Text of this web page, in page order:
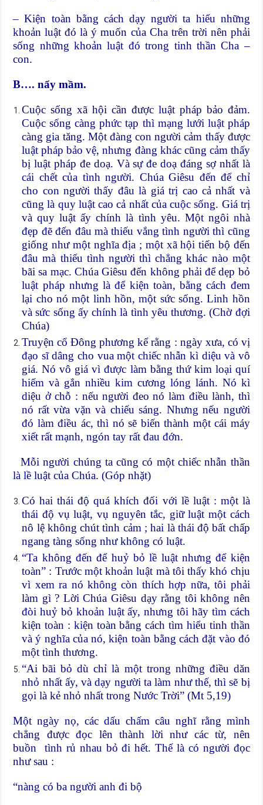
– Kiện toàn bằng cách dạy người ta hiểu những
khoản luật đó là ý muốn của Cha trên trời nên phải
sống những khoản luật đó trong tinh thần Cha –
con.
B…. nẩy mầm.
Cuộc sống xã hội cần được luật pháp bảo đảm.
Cuộc sống càng phức tạp thì mạng lưới luật pháp
càng gia tăng. Một đàng con người cảm thấy được
luật pháp bảo vệ, nhưng đàng khác cũng cảm thấy
bị luật pháp đe doạ. Và sự đe doạ đáng sợ nhất là
cái chết của tình người. Chúa Giêsu đến để chỉ
cho con người thấy đâu là giá trị cao cả nhất và
cũng là quy luật cao cả nhất của cuộc sống. Giá trị
và quy luật ấy chính là tình yêu. Một ngôi nhà
đẹp đẽ đến đâu mà thiếu vắng tình người thì cũng
giống như một nghĩa địa ; một xã hội tiến bộ đến
đâu mà thiếu tình người thì chẳng khác nào một
bãi sa mạc. Chúa Giêsu đến không phải để dẹp bỏ
luật pháp nhưng là để kiện toàn, bằng cách đem
lại cho nó một linh hồn, một sức sống. Linh hồn
và sức sống ấy chính là tình yêu thương. (Chờ đợi
Chúa)
Truyện cổ Đông phương kể rằng : ngày xưa, có vị
đạo sĩ dâng cho vua một chiếc nhẫn kì diệu và vô
giá. Nó vô giá vì được làm bằng thứ kim loại quí
hiếm và gắn nhiều kim cương lóng lánh. Nó kì
diệu ở chỗ : nếu người đeo nó làm điều lành, thì
nó rất vừa vặn và chiếu sáng. Nhưng nếu người
đó làm điều ác, thì nó sẽ biến thành một cái máy
xiết rất mạnh, ngón tay rất đau đớn.
Mỗi người chúng ta cũng có một chiếc nhẫn thần
là lề luật của Chúa. (Góp nhặt)
Có hai thái độ quá khích đối với lề luật : một là
thái độ vụ luật, vụ nguyên tắc, giữ luật một cách
nô lệ không chút tình cảm ; hai là thái độ bất chấp
ngang tàng sống như không có luật.
“Ta không đến để huỷ bỏ lề luật nhưng để kiện
toàn” : Trước một khoản luật mà tôi thấy khó chịu
vì xem ra nó không còn thích hợp nữa, tôi phải
làm gì ? Lời Chúa Giêsu dạy rằng tôi không nên
đòi huỷ bỏ khoản luật ấy, nhưng tôi hãy tìm cách
kiện toàn : kiện toàn bằng cách tìm hiểu tinh thần
và ý nghĩa của nó, kiện toàn bằng cách đặt vào đó
một tình thương.
“Ai bãi bỏ dù chỉ là một trong những điều dăn
nhỏ nhất ấy, và dạy người ta làm như thế, thì sẽ bị
gọi là kẻ nhỏ nhất trong Nước Trời” (Mt 5,19)
Một ngày nọ, các dấu chấm câu nghĩ rằng mình
chẳng được đọc lên thành lời như các từ, nên
buồn tình rủ nhau bỏ đi hết. Thế là có người đọc
như sau :
“nàng có ba người anh đi bộ